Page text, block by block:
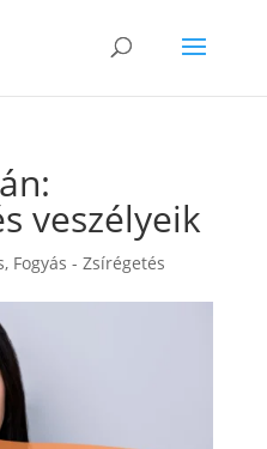
veszélyeik
, Fogyás - Zsírégetés